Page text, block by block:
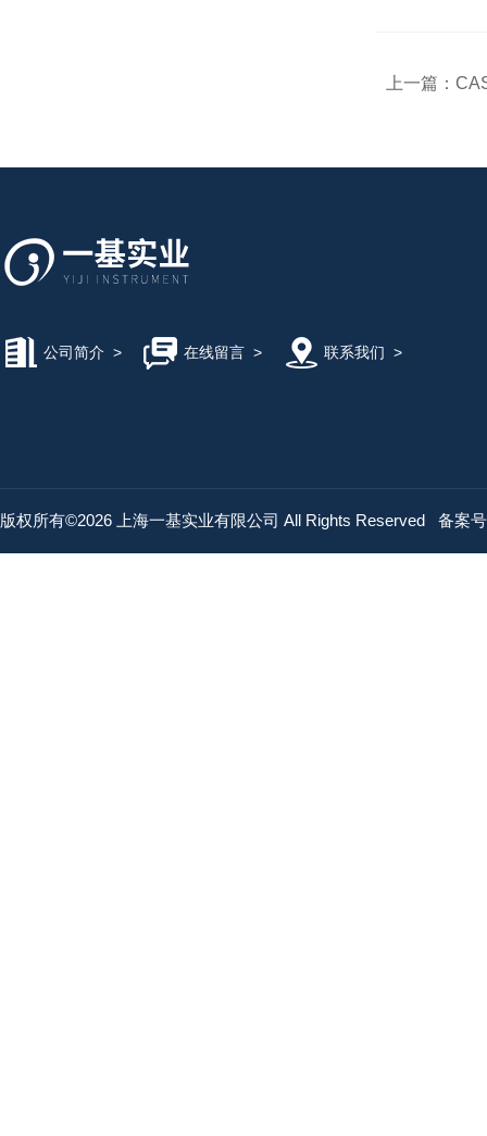
上一篇：
公司简介 > 在线留言> 联系我们 >
版权所有©2026 上海一基实业有限公司 All Rights Reserved 备案